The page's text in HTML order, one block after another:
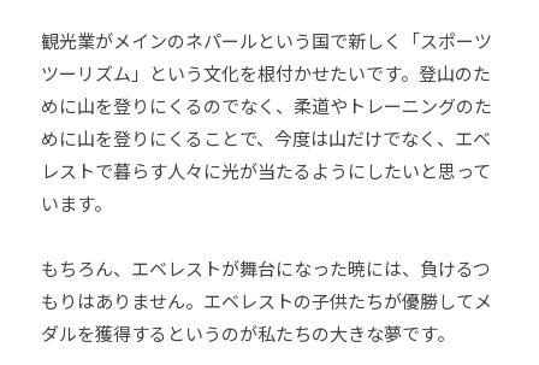
観光業がメインのネパールという国で新しく「スポーツ
ツーリズム」という文化を根付かせたいです。登山のた
めに山を登りにくるのでなく、柔道やトレーニングのた
めに山を登りにくることで、今度は山だけでなく、エベ
レストで暮らす人々に光が当たるようにしたいと思って
います。
もちろん、エベレストが舞台になった暁には、負けるつ
もりはありません。エベレストの子供たちが優勝してメ
ダルを獲得するというのが私たちの大きな夢です。